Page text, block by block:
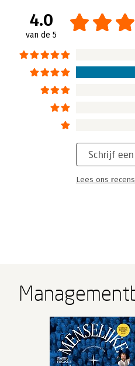
4.0
van de 5
Schrijf
Lees ons